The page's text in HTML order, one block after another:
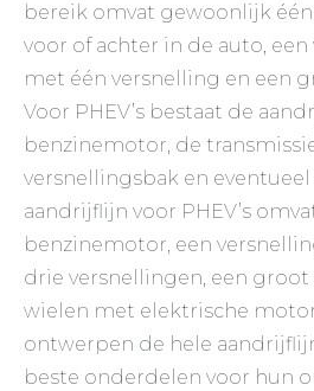
bereik omvat gewoonlijk
voor of achter in de auto,
met één versnelling en een
Voor PHEV’s bestaat de
benzinemotor, de
versnellingsbak en
aandrijflijn voor PHEV’s
benzinemotor, een
drie versnellingen, een groot
wielen met elektrische
ontwerpen de hele
beste onderdelen voor hun